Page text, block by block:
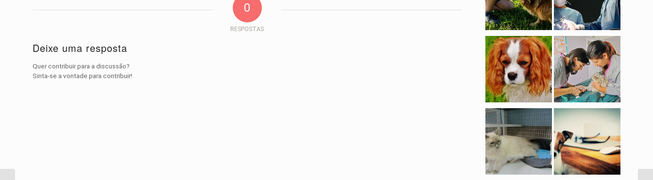
0
RESPOSTAS
Deixe uma resposta
Quer contribuir para a discussão?
Sinta-se a vontade para contribuir!